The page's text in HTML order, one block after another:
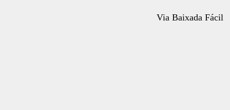
Via Baixada Fácil